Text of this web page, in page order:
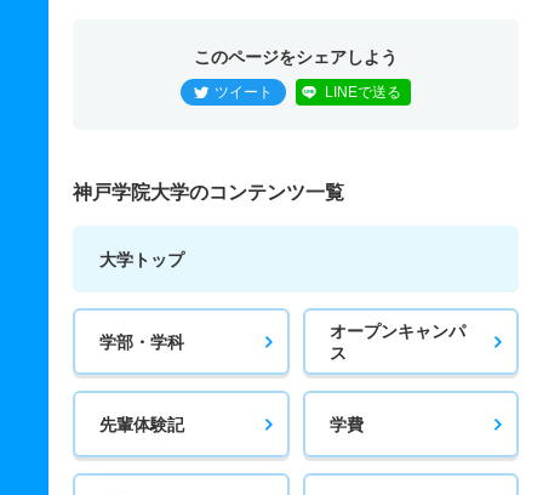
このページをシェアしよう
ツイート LINEで送る
神戸学院大学のコンテンツ一覧
大学トップ
学部・学科
オープンキャンパ
ス
先輩体験記 学費